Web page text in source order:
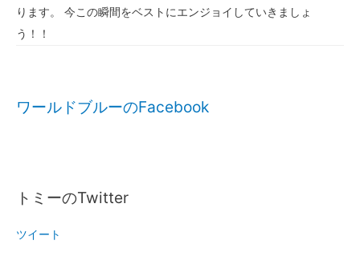
ります。 今この瞬間をベストにエンジョイしていきましょ
う！！
ワールドブルーのFacebook
トミーのTwitter
ツイート